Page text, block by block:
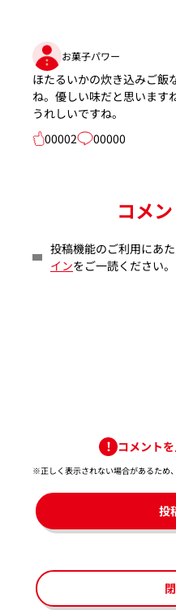
お菓子パワー
ほたるいかの炊き込みご飯
ね。優しい味だと思います
うれしいですね。
00002
00000
コメ
投稿機能のご利用にあ
インをご一読ください。
コメント
※正しく表示されない場合があるため
投